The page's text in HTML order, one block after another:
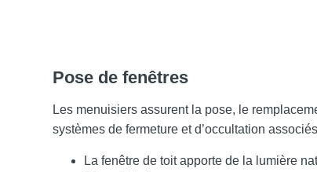
Pose de fenêtres
Les menuisiers assurent la pose, le
systèmes de fermeture et d’occultation
La fenêtre de toit apporte de la lumière